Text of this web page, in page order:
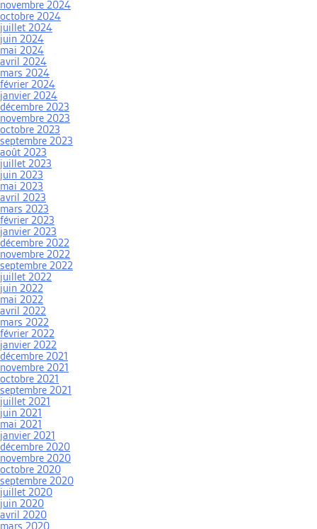
novembre 2024
octobre 2024
juillet 2024
juin 2024
mai 2024
avril 2024
mars 2024
février 2024
janvier 2024
décembre 2023
novembre 2023
octobre 2023
septembre 2023
août 2023
juillet 2023
juin 2023
mai 2023
avril 2023
mars 2023
février 2023
janvier 2023
décembre 2022
novembre 2022
septembre 2022
juillet 2022
juin 2022
mai 2022
avril 2022
mars 2022
février 2022
janvier 2022
décembre 2021
novembre 2021
octobre 2021
septembre 2021
juillet 2021
juin 2021
mai 2021
janvier 2021
décembre 2020
novembre 2020
octobre 2020
septembre 2020
juillet 2020
juin 2020
avril 2020
mars 2020